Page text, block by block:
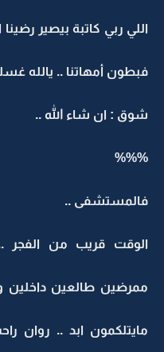
اللي ربي كاتبة بيصير
فبطون أمهاتنا .. يالله
شوق : ان شاء الله ..
%%%
فالمستشفى ..
الوقت قريب من
ممرضين طالعين
مايتلكمون ابد .. روان